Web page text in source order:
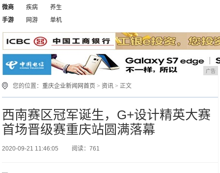
微商
疾病
养生
手游
网游 单机
广告
您的位置：重庆企业新闻网首页 >资讯 > 正文
西南赛区冠军诞生，G+设计精英大赛
首场晋级赛重庆站圆满落幕
2020-09-21 11:46:05 阅读：761